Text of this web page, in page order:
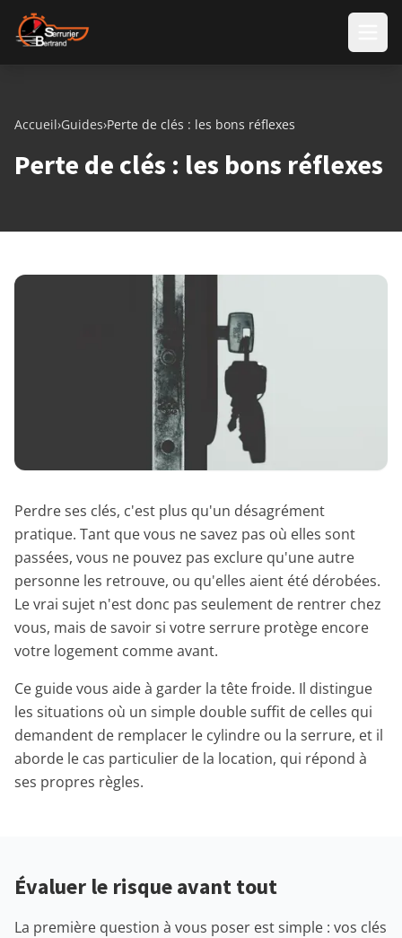
Aller au contenu
Accueil›Guides›Perte de clés : les bons réflexes
Perte de clés : les bons réflexes
Perdre ses clés, c'est plus qu'un désagrément
pratique. Tant que vous ne savez pas où elles sont
passées, vous ne pouvez pas exclure qu'une autre
personne les retrouve, ou qu'elles aient été dérobées.
Le vrai sujet n'est donc pas seulement de rentrer chez
vous, mais de savoir si votre serrure protège encore
votre logement comme avant.
Ce guide vous aide à garder la tête froide. Il distingue
les situations où un simple double suffit de celles qui
demandent de remplacer le cylindre ou la serrure, et il
aborde le cas particulier de la location, qui répond à
ses propres règles.
Évaluer le risque avant tout
La première question à vous poser est simple : vos clés